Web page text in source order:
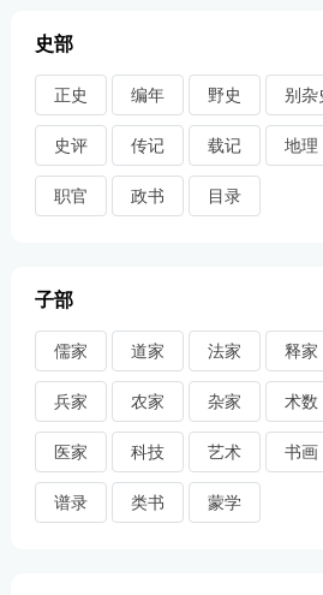
史部
正史 编年 野史 别杂
史评 传记 载记 地理
职官 政书 目录
子部
儒家 道家 法家 释家
兵家 农家 杂家 术数
医家 科技 艺术 书画
谱录 类书 蒙学